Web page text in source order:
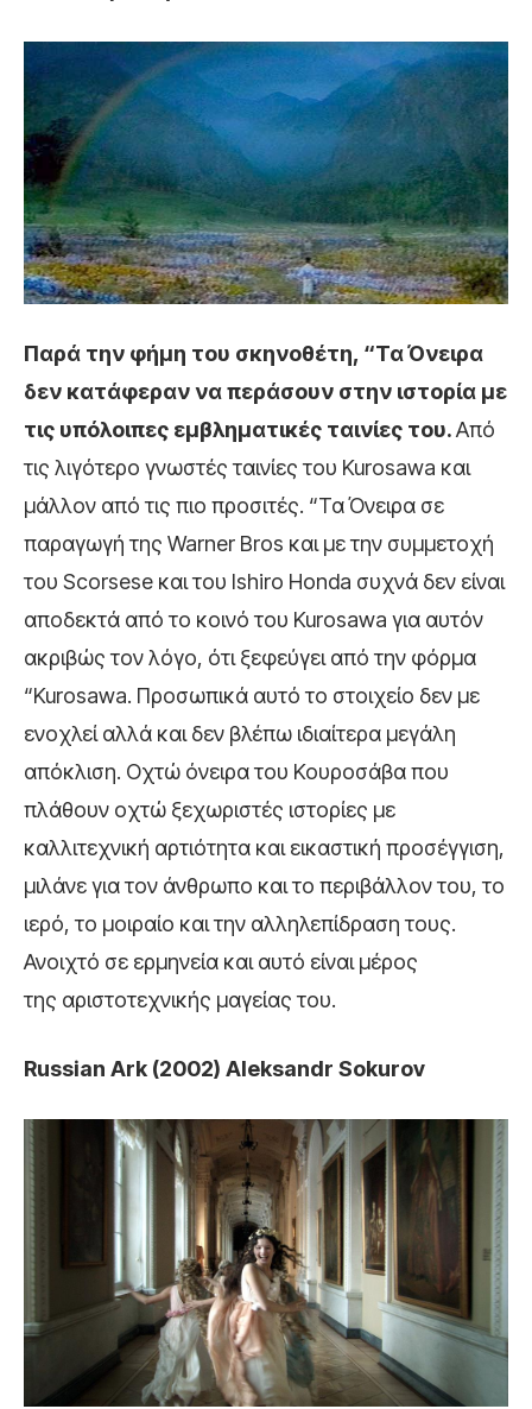
Παρά την φήμη του σκηνοθέτη, “Τα Όνειρα
δεν κατάφεραν να περάσουν στην ιστορία με
τις υπόλοιπες εμβληματικές ταινίες του.Από
τις λιγότερο γνωστές ταινίες του Kurosawa και
μάλλον από τις πιο προσιτές. “Τα Όνειρα σε
παραγωγή της Warner Bros και με την συμμετοχή
του Scorsese και του Ishiro Honda συχνά δεν είναι
αποδεκτά από το κοινό του Kurosawa για αυτόν
ακριβώς τον λόγο, ότι ξεφεύγει από την φόρμα
“Kurosawa. Προσωπικά αυτό το στοιχείο δεν με
ενοχλεί αλλά και δεν βλέπω ιδιαίτερα μεγάλη
απόκλιση. Οχτώ όνειρα του Κουροσάβα που
πλάθουν οχτώ ξεχωριστές ιστορίες με
καλλιτεχνική αρτιότητα και εικαστική προσέγγιση,
μιλάνε για τον άνθρωπο και το περιβάλλον του, το
ιερό, το μοιραίο και την αλληλεπίδραση τους.
Ανοιχτό σε ερμηνεία και αυτό είναι μέρος
της αριστοτεχνικής μαγείας του.
Russian Ark (2002) Aleksandr Sokurov